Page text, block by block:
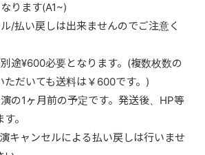
ります(A1~)
/払い戻しは出来ませんのでご注意く
途¥600必要となります。(複数枚数の
ただいても送料は￥600です。)
の1ヶ月前の予定です。発送後、HP等
。
キャンセルによる払い戻しは行いませ